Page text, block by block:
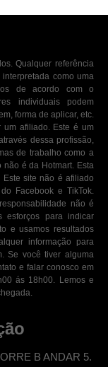
Qualquer referência
como uma
de acordo com o
individuais podem
forma de aplicar, etc.
um afiliado. Este é um
dessa profissão,
de trabalho como a
não é da Hotmart. Esta
site não é afiliado
Facebook e TikTok.
não é
para indicar
e usamos resultados
informação para
Se você tiver alguma
e falar conosco em
ás 18h00. Lemos e
B ANDAR 5.